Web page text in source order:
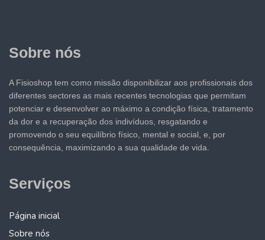
Sobre nós
A Fisioshop tem como missão disponibilizar aos profissionais dos
diferentes sectores as mais recentes tecnologias que permitam
potenciar e desenvolver ao máximo a condição física, tratamento
da dor e a recuperação dos indivíduos, resgatando e
promovendo o seu equilíbrio físico, mental e social, e, por
consequência, maximizando a sua qualidade de vida.
Serviços
Página inicial
Sobre nós